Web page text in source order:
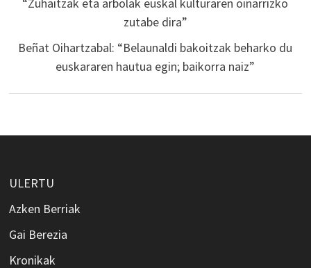
zutabe dira”
Beñat Oihartzabal: “Belaunaldi bakoitzak beharko du
euskararen hautua egin; baikorra naiz”
ULERTU
Azken Berriak
Gai Berezia
Kronikak